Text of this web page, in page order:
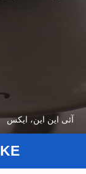
آئی این این، ایکس